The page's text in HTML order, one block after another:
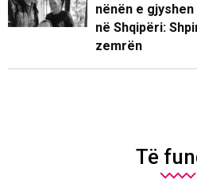
nënën e
në Shqipëri:
zemrën
Të